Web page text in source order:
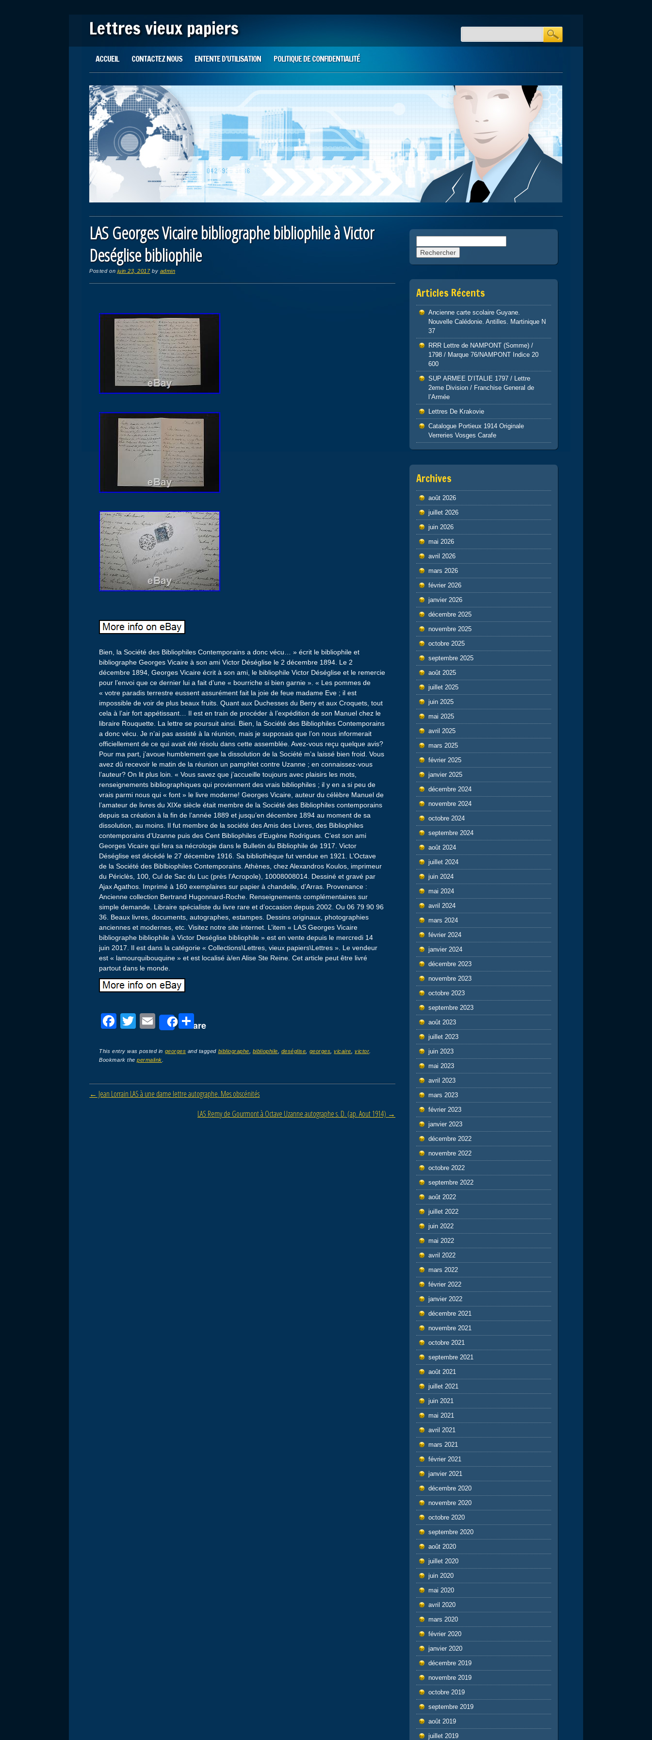
Lettres vieux papiers
Main menu
ACCUEIL CONTACTEZ NOUS ENTENTE D’UTILISATION POLITIQUE DE CONFIDENTIALITÉ
LAS Georges Vicaire bibliographe bibliophile à Victor
Deséglise bibliophile
Posted on juin 23, 2017 by admin
Bien, la Société des Bibliophiles Contemporains a donc vécu… » écrit le bibliophile et
bibliographe Georges Vicaire à son ami Victor Déséglise le 2 décembre 1894. Le 2
décembre 1894, Georges Vicaire écrit à son ami, le bibliophile Victor Déséglise et le remercie
pour l’envoi que ce dernier lui a fait d’une « bourriche si bien garnie ». « Les pommes de
« votre paradis terrestre eussent assurément fait la joie de feue madame Eve ; il est
impossible de voir de plus beaux fruits. Quant aux Duchesses du Berry et aux Croquets, tout
cela à l’air fort appétissant… Il est en train de procéder à l’expédition de son Manuel chez le
libraire Rouquette. La lettre se poursuit ainsi. Bien, la Société des Bibliophiles Contemporains
a donc vécu. Je n’ai pas assisté à la réunion, mais je supposais que l’on nous informerait
officiellement de ce qui avait été résolu dans cette assemblée. Avez-vous reçu quelque avis?
Pour ma part, j’avoue humblement que la dissolution de la Société m’a laissé bien froid. Vous
avez dû recevoir le matin de la réunion un pamphlet contre Uzanne ; en connaissez-vous
l’auteur? On lit plus loin. « Vous savez que j’accueille toujours avec plaisirs les mots,
renseignements bibliographiques qui proviennent des vrais bibliophiles ; il y en a si peu de
vrais parmi nous qui « font » le livre moderne! Georges Vicaire, auteur du célèbre Manuel de
l’amateur de livres du XIXe siècle était membre de la Société des Bibliophiles contemporains
depuis sa création à la fin de l’année 1889 et jusqu’en décembre 1894 au moment de sa
dissolution, au moins. Il fut membre de la société des Amis des Livres, des Bibliophiles
contemporains d’Uzanne puis des Cent Bibliophiles d’Eugène Rodrigues. C’est son ami
Georges Vicaire qui fera sa nécrologie dans le Bulletin du Bibliophile de 1917. Victor
Déséglise est décédé le 27 décembre 1916. Sa bibliothèque fut vendue en 1921. L’Octave
de la Société des Biblbiophiles Contemporains. Athènes, chez Alexandros Koulos, imprimeur
du Périclès, 100, Cul de Sac du Luc (près l’Acropole), 10008008014. Dessiné et gravé par
Ajax Agathos. Imprimé à 160 exemplaires sur papier à chandelle, d’Arras. Provenance :
Ancienne collection Bertrand Hugonnard-Roche. Renseignements complémentaires sur
simple demande. Libraire spécialiste du livre rare et d’occasion depuis 2002. Ou 06 79 90 96
36. Beaux livres, documents, autographes, estampes. Dessins originaux, photographies
anciennes et modernes, etc. Visitez notre site internet. L’item « LAS Georges Vicaire
bibliographe bibliophile à Victor Deséglise bibliophile » est en vente depuis le mercredi 14
juin 2017. Il est dans la catégorie « Collections\Lettres, vieux papiers\Lettres ». Le vendeur
est « lamourquibouquine » et est localisé à/en Alise Ste Reine. Cet article peut être livré
partout dans le monde.
F
c
e
b
o
T
tt
er
E
ail
Share
P
ta
er
This entry was posted in georges and tagged bibliographe bibliophile deséglise georges ,vicaire ,victor
Bookmark thepermalink
Post navigation
← Jean Lorrain LAS à une dame lettre autographe. Mes obscénités
LAS Remy de Gourmont à Octave Uzanne autographe s. D. (ap. Aout 1914) →
Articles Récents
Ancienne carte scolaire Guyane.
Nouvelle Calédonie. Antilles. Martinique N
37
RRR Lettre de NAMPONT (Somme) /
1798 / Marque 76/NAMPONT Indice 20
600
SUP ARMEE D’ITALIE 1797 / Lettre
2eme Division / Franchise General de
l’Armée
Lettres De Krakovie
Catalogue Portieux 1914 Originale
Verreries Vosges Carafe
Archives
août 2026
juillet 2026
juin 2026
mai 2026
avril 2026
mars 2026
février 2026
janvier 2026
décembre 2025
novembre 2025
octobre 2025
septembre 2025
août 2025
juillet 2025
juin 2025
mai 2025
avril 2025
mars 2025
février 2025
janvier 2025
décembre 2024
novembre 2024
octobre 2024
septembre 2024
août 2024
juillet 2024
juin 2024
mai 2024
avril 2024
mars 2024
février 2024
janvier 2024
décembre 2023
novembre 2023
octobre 2023
septembre 2023
août 2023
juillet 2023
juin 2023
mai 2023
avril 2023
mars 2023
février 2023
janvier 2023
décembre 2022
novembre 2022
octobre 2022
septembre 2022
août 2022
juillet 2022
juin 2022
mai 2022
avril 2022
mars 2022
février 2022
janvier 2022
décembre 2021
novembre 2021
octobre 2021
septembre 2021
août 2021
juillet 2021
juin 2021
mai 2021
avril 2021
mars 2021
février 2021
janvier 2021
décembre 2020
novembre 2020
octobre 2020
septembre 2020
août 2020
juillet 2020
juin 2020
mai 2020
avril 2020
mars 2020
février 2020
janvier 2020
décembre 2019
novembre 2019
octobre 2019
septembre 2019
août 2019
juillet 2019